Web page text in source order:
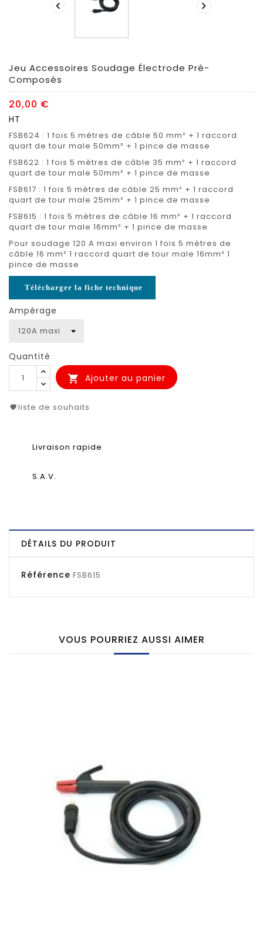
 
Jeu Accessoires Soudage Électrode Pré-
Composés
20,00 €
HT
FSB624 : 1 fois 5 mètres de câble 50 mm² + 1 raccord
quart de tour male 50mm² + 1 pince de masse
FSB622 : 1 fois 5 mètres de câble 35 mm² + 1 raccord
quart de tour male 50mm² + 1 pince de masse
FSB617 : 1 fois 5 mètres de câble 25 mm² + 1 raccord
quart de tour male 25mm² + 1 pince de masse
FSB615 : 1 fois 5 mètres de câble 16 mm² + 1 raccord
quart de tour male 16mm² + 1 pince de masse
Pour soudage 120 A maxi environ 1 fois 5 mètres de
câble 16 mm² 1 raccord quart de tour male 16mm² 1
pince de masse
Télécharger la fiche technique
Ampérage
Quantité
 Ajouter au panier
liste de souhaits
Livraison rapide
S.A.V.
DÉTAILS DU PRODUIT
Référence FSB615
VOUS POURRIEZ AUSSI AIMER